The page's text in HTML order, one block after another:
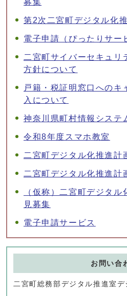
募集
第2次二宮町デジタル化
電子申請（ぴったりサー
二宮町サイバーセキュリ
方針について
戸籍・税証明窓口へのキ
入について
神奈川県町村情報システ
令和8年度スマホ教室
二宮町デジタル化推進計
二宮町デジタル化推進計
（仮称）二宮町デジタ
見募集
電子申請サービス
お問い合
二宮町総務部デジタル推進室デ